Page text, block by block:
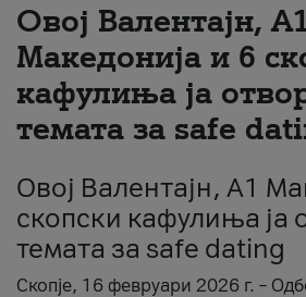
Овој Валентајн,
Македонија и 6
кафулиња ја
темата за safe
Овој Валентајн, A1
скопски кафулиња ја
темата за safe dating
Скопје, 16 февруари 2026 г. –